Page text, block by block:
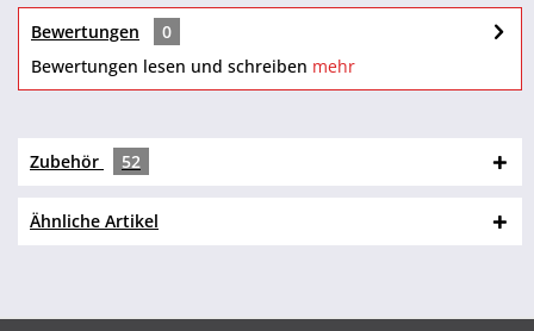
Bewertungen
0
Bewertungen lesen und schreiben mehr
Zubehör 52
Ähnliche Artikel